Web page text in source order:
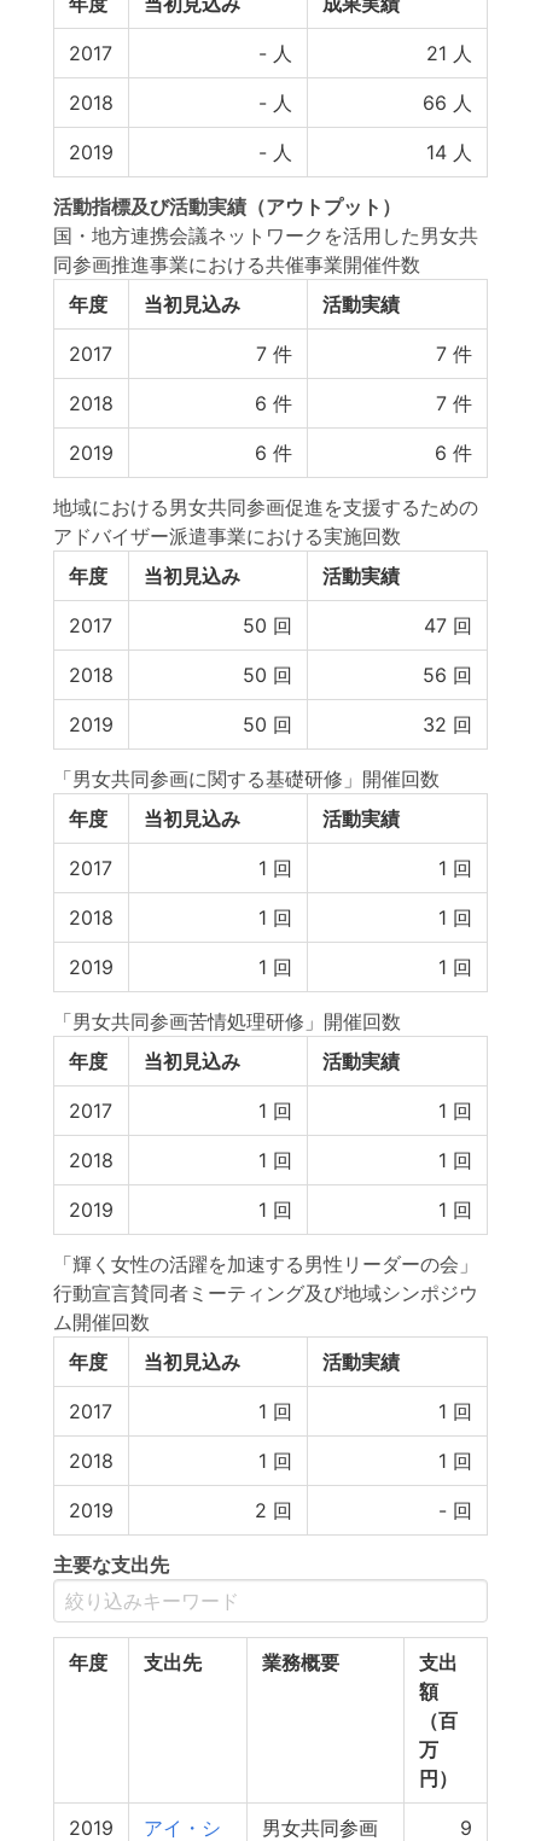
2017 - 人 21 人
2018 - 人 66 人
2019 - 人 14 人
活動指標及び活動実績 （アウトプット）
国・地方連携会議ネットワークを活用した男女共
同参画推進事業における共催事業開催件数
年度
当初見込み 活動実績
2017 7 件 7 件
2018 6 件 7 件
2019 6 件 6 件
地域における男女共同参画促進を支援するための
アドバイザー派遣事業における実施回数
年度
当初見込み 活動実績
2017 50 回 47 回
2018 50 回 56 回
2019 50 回 32 回
「男女共同参画に関する基礎研修」開催回数
年度
当初見込み 活動実績
2017 1 回 1 回
2018 1 回 1 回
2019 1 回 1 回
「男女共同参画苦情処理研修」開催回数
年度
当初見込み 活動実績
2017 1 回 1 回
2018 1 回 1 回
2019 1 回 1 回
「輝く女性の活躍を加速する男性リーダーの会」
行動宣言賛同者ミーティング及び地域シンポジウ
ム開催回数
年度
当初見込み 活動実績
2017 1 回 1 回
2018 1 回 1 回
2019 2 回 - 回
主要な支出先
年度 支出先 業務概要
支出
額
（百
万
円）
2019
アイ・シ
男女共同参画
9